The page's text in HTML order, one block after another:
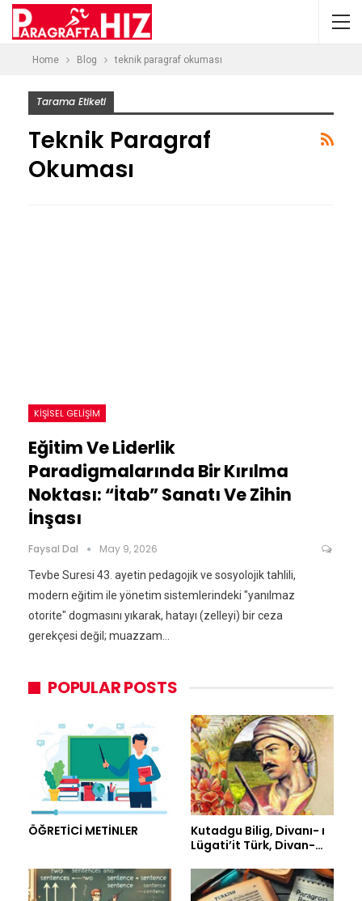
Home Blog teknik paragraf okuması
Tarama Etiketi
Teknik Paragraf
Okuması
KIŞISEL GELIŞIM
Eğitim Ve Liderlik
Paradigmalarında Bir Kırılma
Noktası: “İtab” Sanatı Ve Zihin
İnşası
Faysal Dal May 9, 2026
Tevbe Suresi 43. ayetin pedagojik ve sosyolojik tahlili,
modern eğitim ile yönetim sistemlerindeki "yanılmaz
otorite" dogmasını yıkarak, hatayı (zelleyi) bir ceza
gerekçesi değil; muazzam…
POPULAR POSTS
ÖĞRETİCİ METİNLER
Kutadgu Bilig, Divanı- ı
Lügati’it Türk, Divan-…